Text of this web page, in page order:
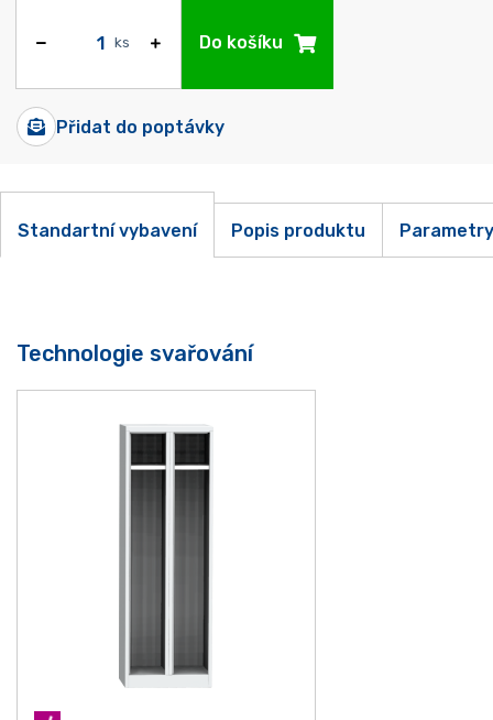
ks Do košíku
Přidat do poptávky
Standartní vybavení Popis produktu Parametry
Technologie svařování